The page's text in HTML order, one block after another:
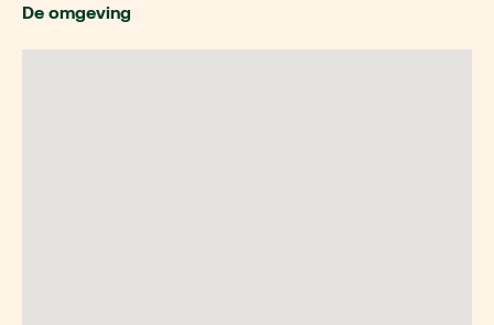
De omgeving